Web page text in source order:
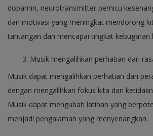
dopamin, neurotransmitter pemicu
dan motivasi yang meningkat mendorong
tantangan dan mencapai tingkat kebugaran
Musik mengalihkan perhatian dari
Musik dapat mengalihkan perhatian dari
dengan mengalihkan fokus kita dari
Musik dapat mengubah latihan yang
menjadi pengalaman yang menyenangkan.